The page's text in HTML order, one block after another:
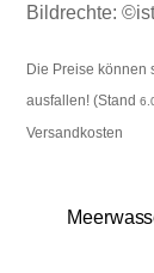
Bildrechte:
Die Preise können
ausfallen! (Stand
Versandkosten